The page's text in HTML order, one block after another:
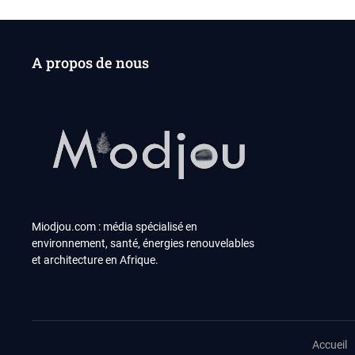
A propos de nous
Miodjou.com : média spécialisé en
environnement, santé, énergies renouvelables
et architecture en Afrique.
Accueil